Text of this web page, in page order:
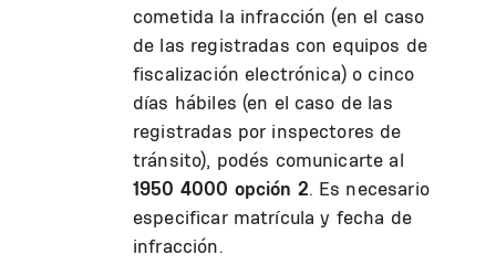
cometida la infracción(en el caso
de las registradas con equipos de
fiscalización electrónica) o cinco
días hábiles (en el caso de las
registradas por inspectores de
tránsito), podés comunicarte al
1950 4000 opción 2. Es necesario
especificar matrícula y fecha de
infracción.